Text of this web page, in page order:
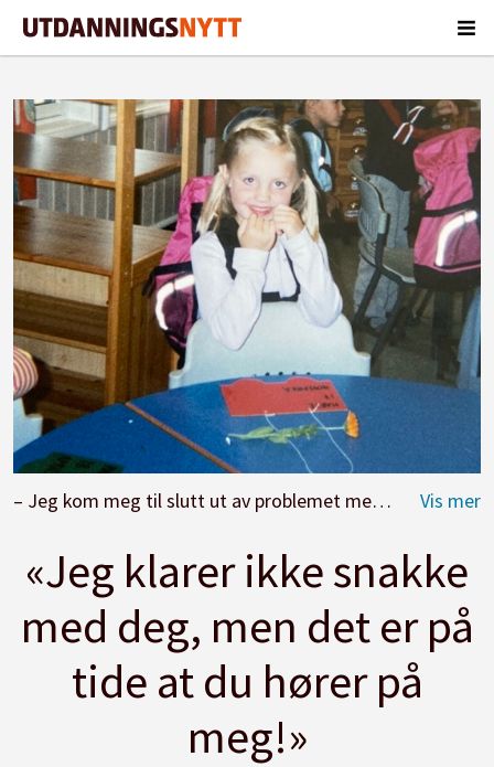
– Jeg kom meg til slutt ut av problemet med selektiv mutisme, men det var en kamp mamma og jeg sto i år etter år. Hele skolegangen. Jeg skulle ønske noen andre kunne hjulpet oss, skriver Marte Fredriksen.
«Jeg klarer ikke snakke
med deg, men det er på
tide at du hører på
meg!»